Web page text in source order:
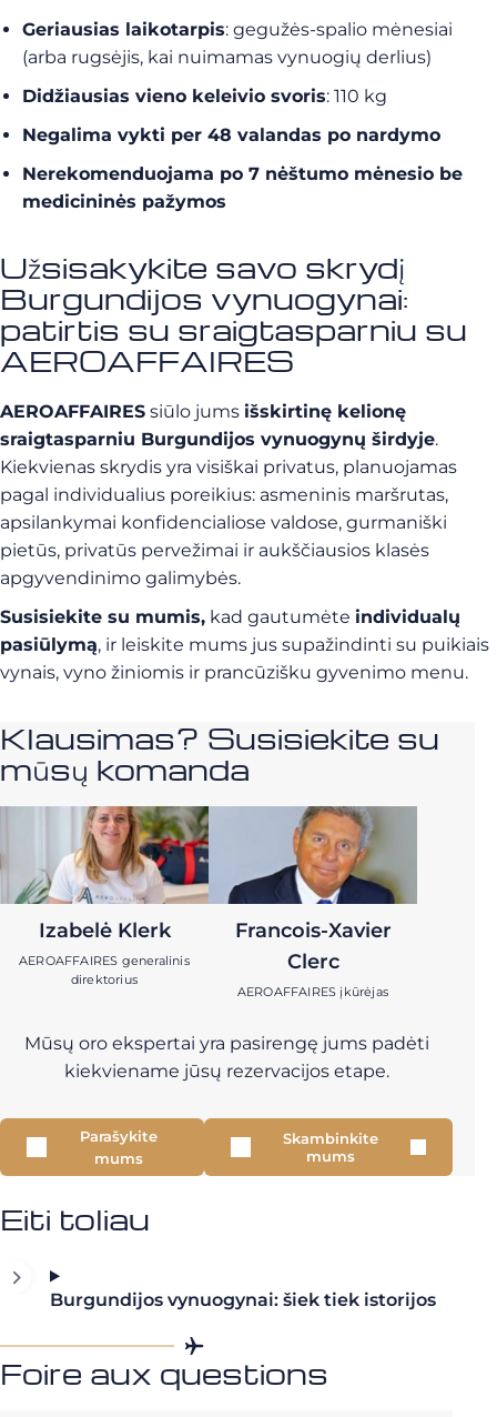
Geriausias laikotarpis: gegužės-spalio mėnesiai
(arba rugsėjis, kai nuimamas vynuogių derlius)
Didžiausias vieno keleivio svoris: 110 kg
Negalima vykti per 48 valandas po nardymo
Nerekomenduojama po 7 nėštumo mėnesio be
medicininės pažymos
Užsisakykite savo skrydį
Burgundijos vynuogynai:
patirtis su sraigtasparniu su
AEROAFFAIRES
AEROAFFAIRES siūlo jums išskirtinę kelionę
sraigtasparniu Burgundijos vynuogynų širdyje.
Kiekvienas skrydis yra visiškai privatus, planuojamas
pagal individualius poreikius: asmeninis maršrutas,
apsilankymai konfidencialiose valdose, gurmaniški
pietūs, privatūs pervežimai ir aukščiausios klasės
apgyvendinimo galimybės.
Susisiekite su mumis, kad gautumėte individualų
pasiūlymą, ir leiskite mums jus supažindinti su puikiais
vynais, vyno žiniomis ir prancūzišku gyvenimo menu.
Klausimas? Susisiekite su
mūsų komanda
Izabelė Klerk
AEROAFFAIRES generalinis
direktorius
Francois-Xavier
Clerc
AEROAFFAIRES įkūrėjas
Mūsų oro ekspertai yra pasirengę jums padėti
kiekviename jūsų rezervacijos etape.
Parašykite
mums
Skambinkite
mums
Eiti toliau
Burgundijos vynuogynai: šiek tiek istorijos
Foire aux questions